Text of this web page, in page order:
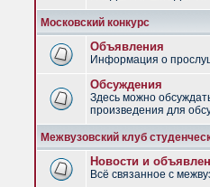
Московский конкурс
Объявления
Информация о
Обсуждения
Здесь можно
произведения для
Межвузовский клуб
Новости и
Всё связанное с